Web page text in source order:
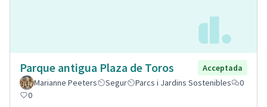
Parque antigua Plaza de Toros
Acceptada
Marianne Peeters
Segur Parcs i Jardins Sostenibles
0
0